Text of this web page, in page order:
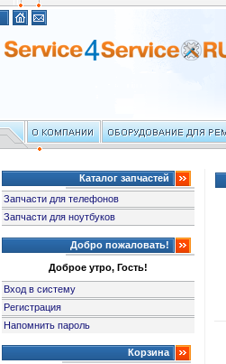
Каталог запчастей
Запчасти для телефонов
Запчасти для ноутбуков
Добро пожаловать!
Доброе утро, Гость!
Вход в систему
Регистрация
Напомнить пароль
Корзина